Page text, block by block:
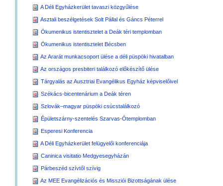
A Déli Egyházkerület tavaszi közgyűlése
Asztali beszélgetések Solt Pállal és Gáncs Péterrel
Ökumenikus istentisztelet a Deák téri templomban
Ökumenikus istentisztelet Bécsben
Az Ararát munkacsoport ülése a déli püspöki hivatalban
Az országos presbiteri találkozó előkészítő ülése
Tárgyalás az Ausztriai Evangélikus Egyház képviselőivel
Székács-bicentenárium a Deák téren
Szlovák–magyar püspöki csúcstalálkozó
Épületszárny-szentelés Szarvas-Ótemplomban
Esperesi Konferencia
A Déli Egyházkerület felügyelői konferenciája
Caninica visitatio Medgyesegyházán
Párbeszéd szívtől szívig
Az MEE Evangélizációs és Missziói Bizottságának ülése